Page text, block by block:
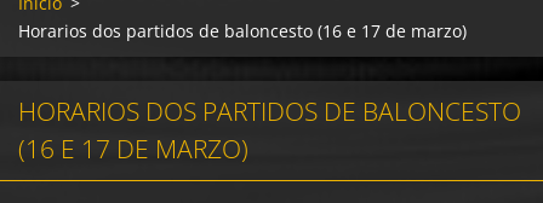
Horarios dos partidos de baloncesto (16 e 17 de marzo)
HORARIOS DOS PARTIDOS DE BALONCESTO
(16 E 17 DE MARZO)